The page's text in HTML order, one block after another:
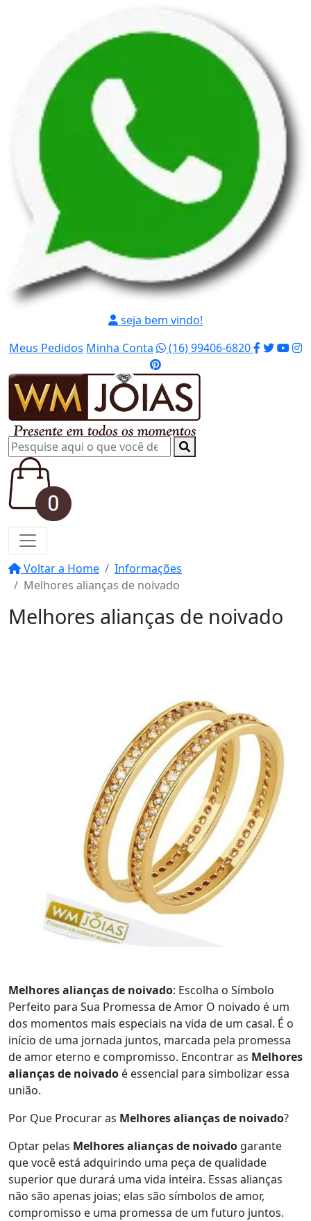
seja bem vindo!
Meus Pedidos Minha Conta (16) 99406-6820
Voltar a Home
Informações
Melhores alianças de noivado
Melhores alianças de noivado
Melhores alianças de noivado: Escolha o Símbolo
Perfeito para Sua Promessa de Amor O noivado é um
dos momentos mais especiais na vida de um casal. É o
início de uma jornada juntos, marcada pela promessa
de amor eterno e compromisso. Encontrar as Melhores
alianças de noivado é essencial para simbolizar essa
união.
Por Que Procurar as Melhores alianças de noivado?
Optar pelas Melhores alianças de noivado garante
que você está adquirindo uma peça de qualidade
superior que durará uma vida inteira. Essas alianças
não são apenas joias; elas são símbolos de amor,
compromisso e uma promessa de um futuro juntos.